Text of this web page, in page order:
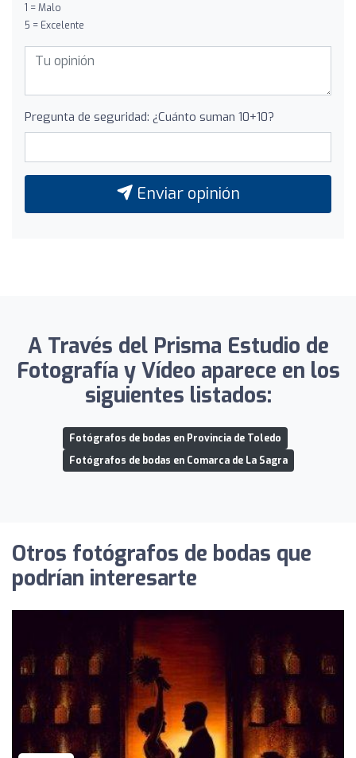
1 = Malo
5 = Excelente
Pregunta de seguridad: ¿Cuánto suman 10+10?
Enviar opinión
A Través del Prisma Estudio de
Fotografía y Vídeo aparece en los
siguientes listados:
Fotógrafos de bodas en Provincia de Toledo
Fotógrafos de bodas en Comarca de La Sagra
Otros fotógrafos de bodas que
podrían interesarte